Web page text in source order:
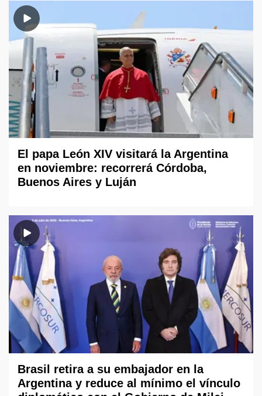
El papa León XIV visitará la Argentina
en noviembre: recorrerá Córdoba,
Buenos Aires y Luján
Brasil retira a su embajador en la
Argentina y reduce al mínimo el vínculo